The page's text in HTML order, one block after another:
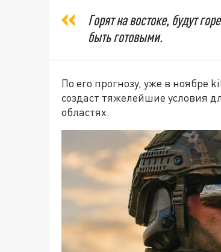
Горят на востоке, будут
быть готовыми.
По его прогнозу, уже в ноябре
создаст тяжелейшие условия
областях.